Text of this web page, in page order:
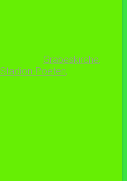
Grabeskirche,
Stadion-Poeten,